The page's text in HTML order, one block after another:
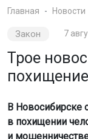
Главная Новости
Закон 7
Трое
В Новосибирске
в похищении
и